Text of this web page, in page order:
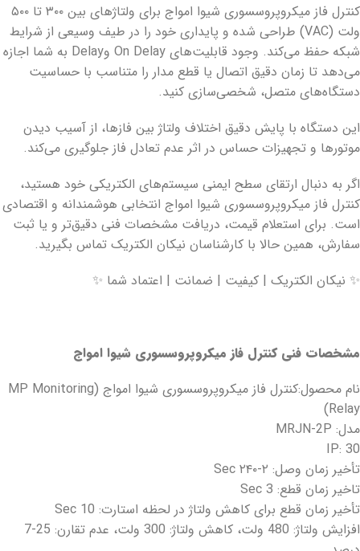
کنترل فاز میکروپروسسوری شیوا امواج برای ولتاژهای بین ۳۰۰ تا ۵۰۰
ولت (VAC) طراحی شده و پایداری خود را در طیف وسیعی از شرایط
شبکه حفظ می‌کند. وجود قابلیت‌های On Delay وDelay به شما اجازه
می‌دهد تا زمان دقیق اتصال یا قطع مدار را متناسب با حساسیت
دستگاه‌های متصل، شخصی‌سازی کنید.
این دستگاه با پایش دقیق اختلاف ولتاژ بین فازها، از آسیب دیدن
موتورها و تجهیزات حساس در اثر عدم تعادل فاز جلوگیری می‌کند.
اگر به دنبال ارتقای سطح ایمنی سیستم‌های الکتریکی خود هستید،
کنترل فاز میکروپروسسوری شیوا امواج انتخابی هوشمندانه و اقتصادی
است. برای استعلام قیمت، دریافت مشخصات فنی دقیق‌تر و یا ثبت
سفارش، همین حالا با کارشناسان نیکان الکتریک تماس بگیرید.
✨ نیکان الکتریک | کیفیت | ضمانت | اعتماد شما ✨
مشخصات فنی کنترل فاز میکروپروسسوری شیوا امواج
نام محصول:کنترل فاز میکروپروسسوری شیوا امواج (MP Monitoring
Relay)
مدل: MRJN-2P
IP: 30
تأخیر زمان وصل: ۲-۲۴۰ Sec
تاخیر زمان قطع: 3 Sec
تأخیر زمان قطع برای کاهش ولتاژ در لحظه استارت: 10 Sec
افزایش ولتاژ: 480 ولت، کاهش ولتاژ: 300 ولت، عدم تقارن: 25-7